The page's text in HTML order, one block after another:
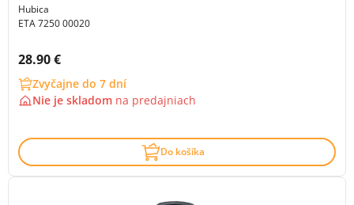
Hubica
ETA 7250 00020
Cena s DPH:
28.90 €
Zvyčajne do 7 dní
Nie je skladom na predajniach
Do košíka